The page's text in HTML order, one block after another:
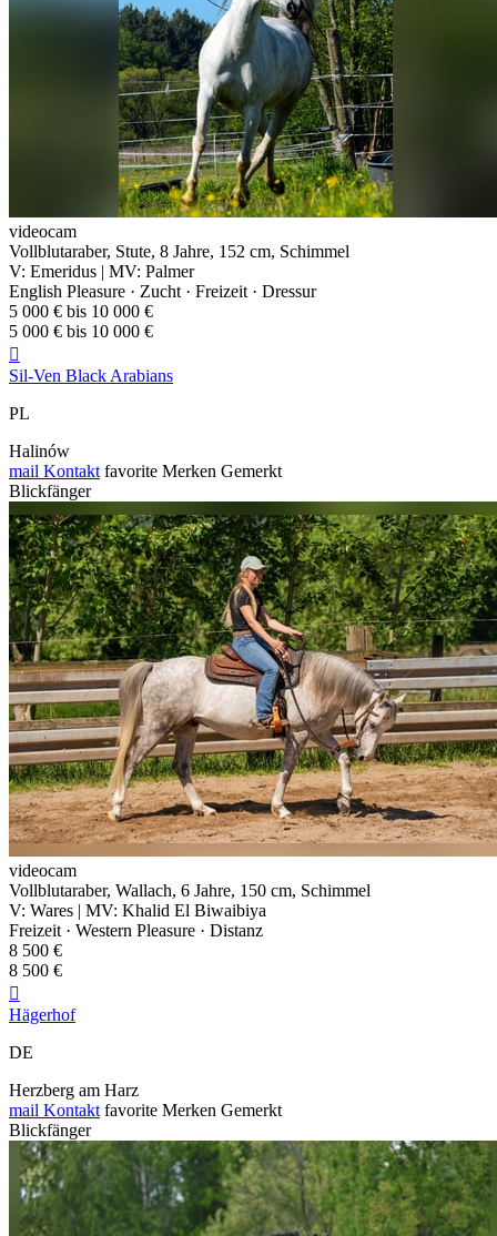
videocam
Vollblutaraber, Stute, 8 Jahre, 152 cm, Schimmel
V: Emeridus | MV: Palmer
English Pleasure · Zucht · Freizeit · Dressur
5 000 € bis 10 000 €
5 000 € bis 10 000 €

Sil-Ven Black Arabians
PL
Halinów
mail Kontakt favorite Merken Gemerkt
Blickfänger
videocam
Vollblutaraber, Wallach, 6 Jahre, 150 cm, Schimmel
V: Wares | MV: Khalid El Biwaibiya
Freizeit · Western Pleasure · Distanz
8 500 €
8 500 €

Hägerhof
DE
Herzberg am Harz
mail Kontakt favorite Merken Gemerkt
Blickfänger